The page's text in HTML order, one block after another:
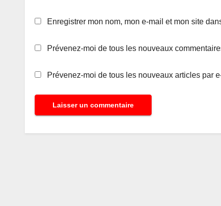
Enregistrer mon nom, mon e-mail et mon site
Prévenez-moi de tous les nouveaux
Prévenez-moi de tous les nouveaux articles par